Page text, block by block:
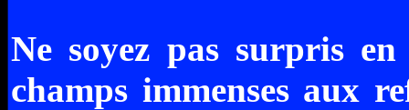
Ne soyez pas surpris
champs immenses aux